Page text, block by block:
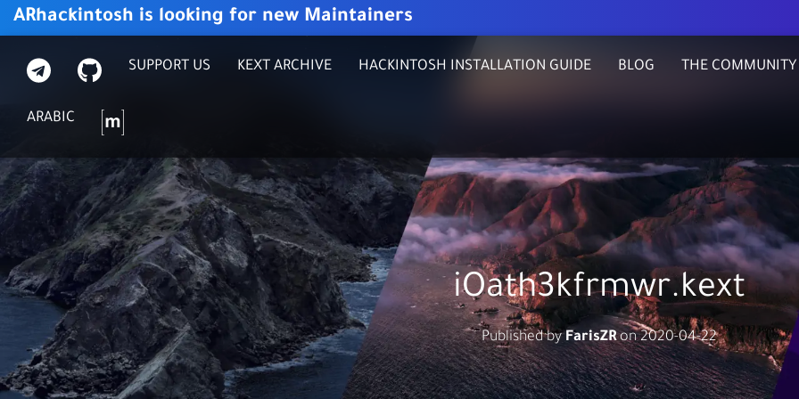
ARhackintosh is looking for new Maintainers
THE COMMUNITY
BLOG
HACKINTOSH INSTALLATION GUIDE
KEXT ARCHIVE
SUPPORT US
G
I
U
B
ت
ي
ي
ر
ا
م
ا
ر
ك
س
ARABIC
iOath3kfrmwr.kext
Published byFarisZRon2020-04-22